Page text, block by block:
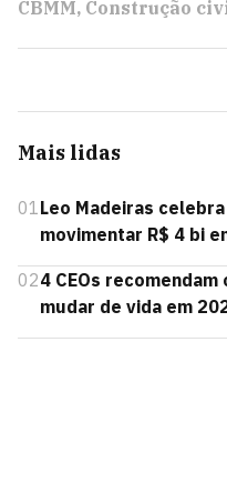
CBMM Construção
Mais lidas
01Leo Madeiras
movimentar R$ 4 bi
024 CEOs
mudar de vida em